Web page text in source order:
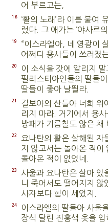
어 부르고는,
18
‘활의 노래’라 이름 붙여
렀다. 그 애가는 ‘야사르
19
“이스라엘아, 네 영광이
어쩌다 용사들이 쓰러졌
20
이 소식을 갓에 알리지
필리스티아인들의 딸들
딸들이 좋아 날뛸라.
21
길보아의 산들아 너희 위
리지 마라. 거기에서 용
방패가 기름칠도 않은 채
22
요나탄의 활은 살해된 자
지 않고서는 돌아온 적이
돌아온 적이 없었네.
23
사울과 요나탄은 살아 있
니 죽어서도 떨어지지 않
사자보다 힘이 세었지.
24
이스라엘의 딸들아 사울
장식 달린 진홍색 옷을